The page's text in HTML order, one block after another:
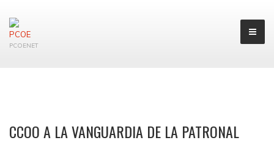
PCOENET
CCOO A LA VANGUARDIA DE LA PATRONAL